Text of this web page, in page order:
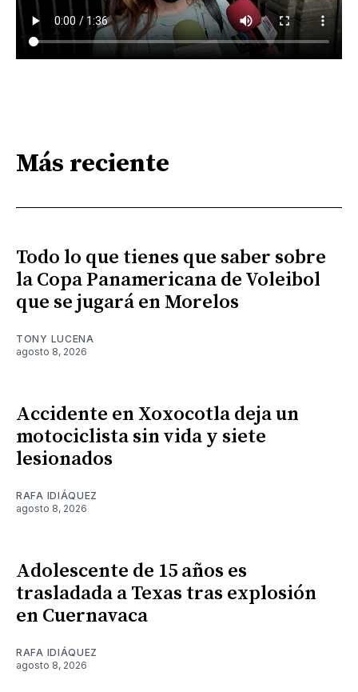
Más reciente
Todo lo que tienes que saber sobre
la Copa Panamericana de Voleibol
que se jugará en Morelos
TONY LUCENA
agosto 8, 2026
Accidente en Xoxocotla deja un
motociclista sin vida y siete
lesionados
RAFA IDIÁQUEZ
agosto 8, 2026
Adolescente de 15 años es
trasladada a Texas tras explosión
en Cuernavaca
RAFA IDIÁQUEZ
agosto 8, 2026